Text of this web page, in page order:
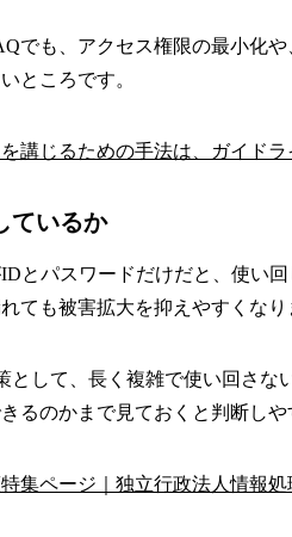
でも、アクセス権限の最小化
ところです。
を講じるための手法は、ガイド
ているか
とパスワードだけだと、使い
ても被害拡大を抑えやすくなり
として、長く複雑で使い回さ
るのかまで見ておくと判断しや
集ページ｜独立行政法人情報